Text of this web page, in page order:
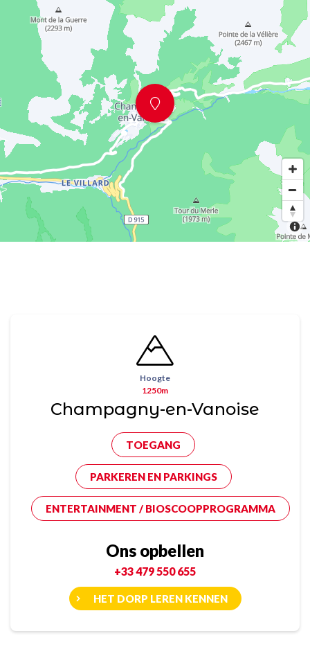
Hoogte
1250m
Champagny-en-Vanoise
TOEGANG
PARKEREN EN PARKINGS
ENTERTAINMENT / BIOSCOOPPROGRAMMA
Ons opbellen
+33 479 550 655
HET DORP LEREN KENNEN